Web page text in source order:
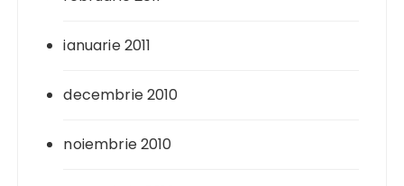
ianuarie 2011
decembrie 2010
noiembrie 2010